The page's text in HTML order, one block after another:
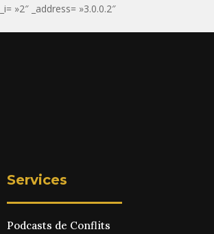
»2″ _address= »3.0.0.2″
Services
Podcasts de Conflits